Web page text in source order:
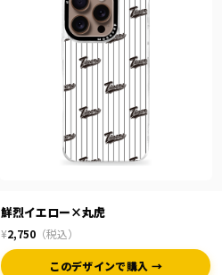
鮮烈イエロー×丸虎
¥2,750（税込）
このデザインで購入 →